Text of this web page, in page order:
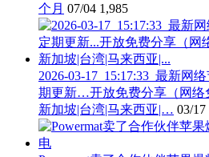
个月 07/04 1,985
2026-03-17_15:17:33_最新网
期更新…开放免费分享（网络
新加坡|台湾|马来西亚|… 03/17